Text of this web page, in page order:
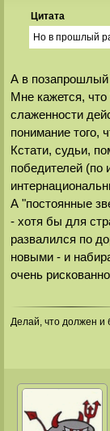
Цитата
Но в прошлый
А в
Мне кажется,
слаженности
понимание того,
Кстати, судьи,
победителей
А "постоянные
- хотя бы для
развалился по
новыми - и
очень
Делай, что должен и